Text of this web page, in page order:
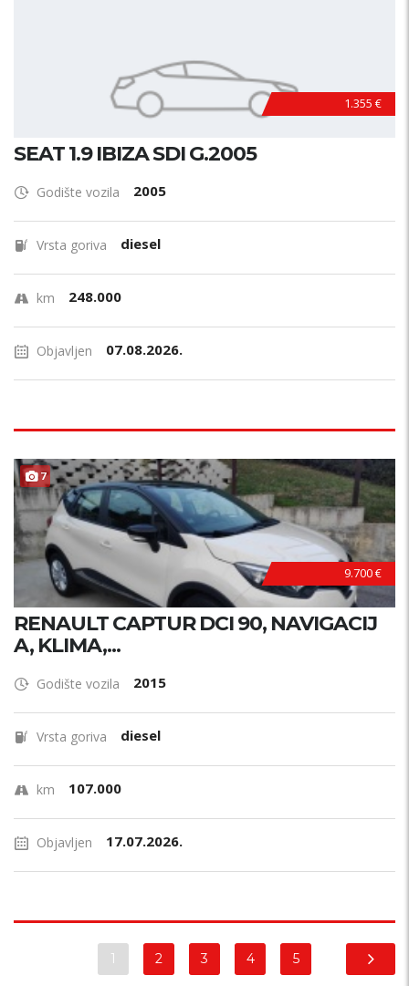
1.355 €
SEAT 1.9 IBIZA SDI G.2005
Godište vozila 2005
Vrsta goriva diesel
km 248.000
Objavljen 07.08.2026.
7
9.700 €
RENAULT CAPTUR DCI 90, NAVIGACIJ
A, KLIMA,...
Godište vozila 2015
Vrsta goriva diesel
km 107.000
Objavljen 17.07.2026.
1 2 3 4 5